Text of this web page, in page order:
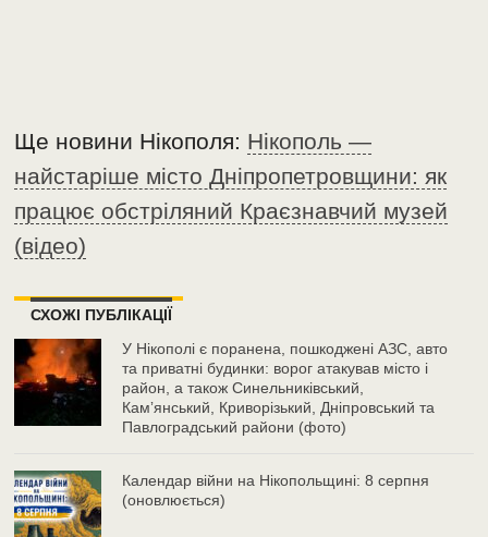
Ще новини Нікополя: Нікополь —
найстаріше місто Дніпропетровщини: як
працює обстріляний Краєзнавчий музей
(відео)
СХОЖІ ПУБЛІКАЦІЇ
У Нікополі є поранена, пошкоджені АЗС, авто
та приватні будинки: ворог атакував місто і
район, а також Синельниківський,
Камʼянський, Криворізький, Дніпровський та
Павлоградський райони (фото)
Календар війни на Нікопольщині: 8 серпня
(оновлюється)